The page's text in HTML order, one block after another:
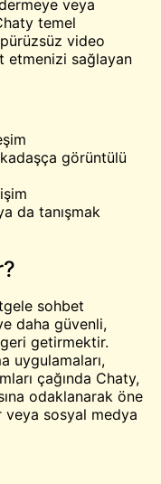
veya
temel
video
etmenizi sağlayan
görüntülü
da tanışmak
sohbet
daha güvenli,
getirmektir.
uygulamaları,
çağında Chaty,
odaklanarak öne
veya sosyal medya